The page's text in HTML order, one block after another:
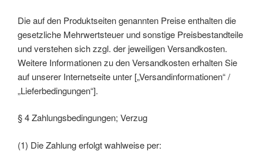
Die auf den Produktseiten genannten Preise enthalten die
gesetzliche Mehrwertsteuer und sonstige Preisbestandteile
und verstehen sich zzgl. der jeweiligen Versandkosten.
Weitere Informationen zu den Versandkosten erhalten Sie
auf unserer Internetseite unter [„Versandinformationen“ /
„Lieferbedingungen“].
§ 4 Zahlungsbedingungen; Verzug
(1) Die Zahlung erfolgt wahlweise per: